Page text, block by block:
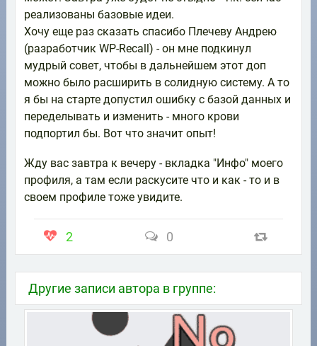
реализованы базовые идеи.
Хочу еще раз сказать спасибо Плечеву Андрею
(разработчик WP-Recall) - он мне подкинул
мудрый совет, чтобы в дальнейшем этот доп
можно было расширить в солидную систему. А то
я бы на старте допустил ошибку с базой данных и
переделывать и изменить - много крови
подпортил бы. Вот что значит опыт!
Жду вас завтра к вечеру - вкладка "Инфо" моего
профиля, а там если раскусите что и как - то и в
своем профиле тоже увидите.
2 0
Другие записи автора в группе: